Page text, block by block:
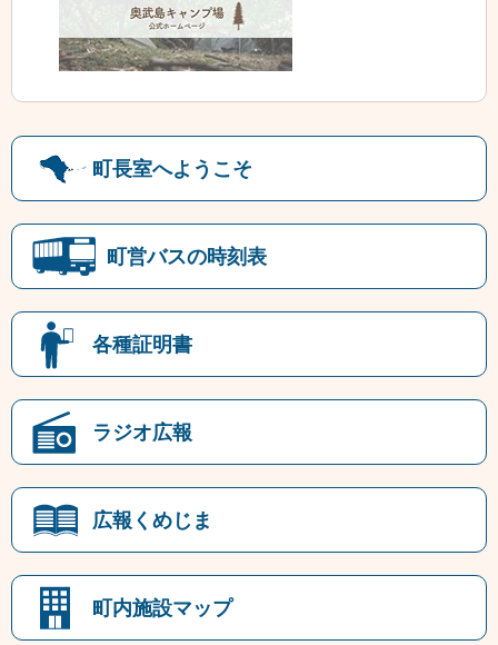
町長室へようこそ
町営バスの時刻表
各種証明書
ラジオ広報
広報くめじま
町内施設マップ